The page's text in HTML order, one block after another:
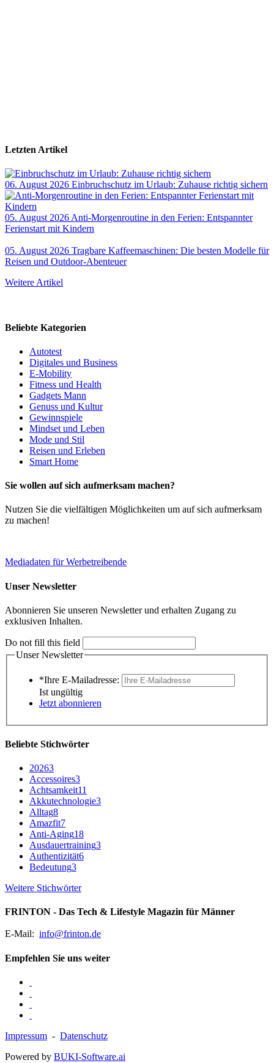
Letzten Artikel
06. August 2026 Einbruchschutz im Urlaub: Zuhause richtig sichern
05. August 2026Anti-Morgenroutine in den Ferien: Entspannter
Ferienstart mit Kindern
05. August 2026 Tragbare Kaffeemaschinen: Die besten Modelle für
Reisen und Outdoor-Abenteuer
Weitere Artikel
Beliebte Kategorien
Autotest
Digitales und Business
E-Mobility
Fitness und Health
Gadgets Mann
Genuss und Kultur
Gewinnspiele
Mindset und Leben
Mode und Stil
Reisen und Erleben
Smart Home
Sie wollen auf sich aufmerksam machen?
Nutzen Sie die vielfältigen Möglichkeiten um auf sich aufmerksam
zu machen!
Mediadaten für Werbetreibende
Unser Newsletter
Abonnieren Sie unseren Newsletter und erhalten Zugang zu
exklusiven Inhalten.
Do not fill this field
Unser Newsletter
*Ihre E-Mailadresse:
Ist ungültig
Jetzt abonnieren
Beliebte Stichwörter
20263
Accessoires3
Achtsamkeit11
Akkutechnologie3
Alltag8
Amazfit7
Anti-Aging18
Ausdauertraining3
Authentizität6
Bedeutung3
Weitere Stichwörter
FRINTON - Das Tech & Lifestyle Magazin für Männer
E-Mail: info@frinton.de
Empfehlen Sie uns weiter
Impressum - Datenschutz
Powered by BUKI-Software.ai